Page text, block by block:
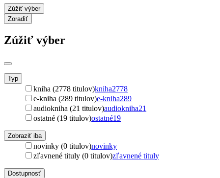
Zúžiť výber
Zoradiť
Zúžiť výber
Typ
kniha (2778 titulov)kniha2778
e-kniha (289 titulov)e-kniha289
audiokniha (21 titulov)audiokniha21
ostatné (19 titulov)ostatné19
Zobraziť iba
novinky (0 titulov)novinky
zľavnené tituly (0 titulov)zľavnené tituly
Dostupnosť